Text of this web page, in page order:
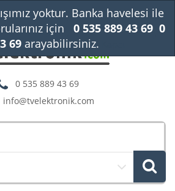
0 535 889 43 69
info@tvelektronik.com
yoktur. Banka havelesi ile
için
0 535 889 43 69 0
69arayabilirsiniz.